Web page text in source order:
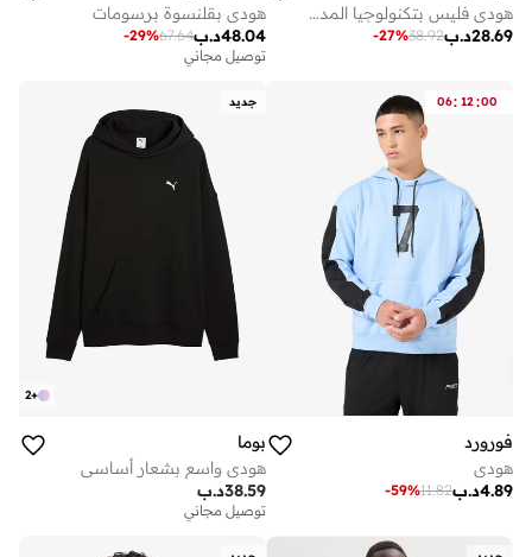
هودي فليس بتكنولوجيا المدينة
د.ب28.69
38.92
-27%
هودي بقلنسوة برسومات
د.ب48.04
67.64
-29%
توصيل مجاني
06: 12 :00
فورورد
هودي
د.ب4.89
11.82
-59%
جديد
+
2
بوما
هودي واسع بشعار أساسي
د.ب38.59
توصيل مجاني